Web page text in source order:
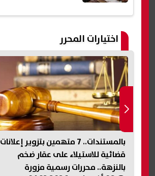
اختيارات المحرر
بالمستندات.. 7 متهمين بتزوير إعلانات
قضائية للاستيلاء على عقار ضخم
بالنزهة.. محررات رسمية مزورة